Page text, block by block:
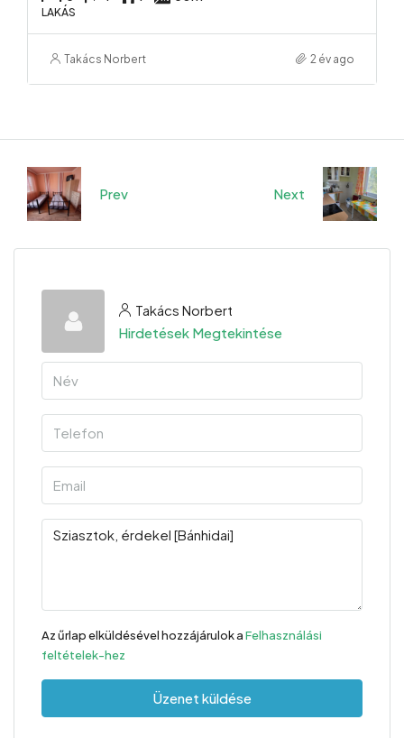
LAKÁS
Takács Norbert 2 év ago
Prev Next
Takács Norbert
Hirdetések Megtekintése
Az űrlap elküldésével hozzájárulok aFelhasználási
feltételek-hez
Üzenet küldése